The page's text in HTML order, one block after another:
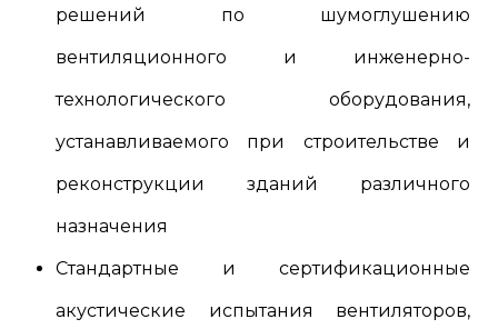
решений по шумоглушению
вентиляционного и инженерно-
технологического оборудования,
устанавливаемого при строительстве и
реконструкции зданий различного
назначения
Стандартные и сертификационные
акустические испытания вентиляторов,